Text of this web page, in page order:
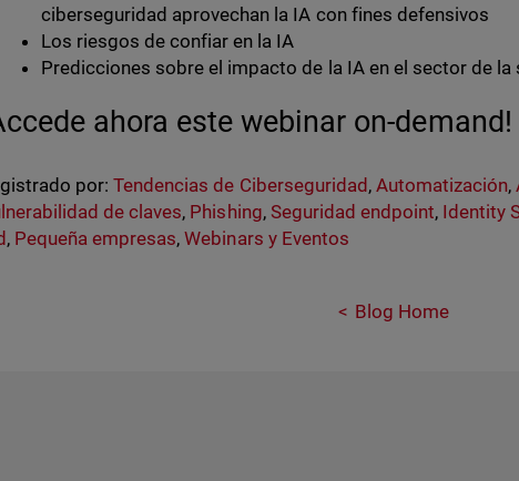
ciberseguridad aprovechan la IA con fines defensivos
Los riesgos de confiar en la IA
Predicciones sobre el impacto de la IA en el sector de la
ahora este webinar on-demand!
por: Tendencias de Ciberseguridad , Automatización,
de claves, Phishing, Seguridad endpoint, Identity
, Pequeña empresas,Webinars y Eventos
Blog Home